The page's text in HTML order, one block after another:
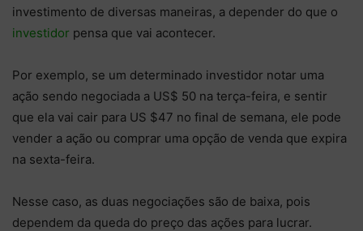
investimento de diversas maneiras, a depender do que o
investidor pensa que vai acontecer.
Por exemplo, se um determinado investidor notar uma
ação sendo negociada a US$ 50 na terça-feira, e sentir
que ela vai cair para US $47 no final de semana, ele pode
vender a ação ou comprar uma opção de venda que expira
na sexta-feira.
Nesse caso, as duas negociações são de baixa, pois
dependem da queda do preço das ações para lucrar.